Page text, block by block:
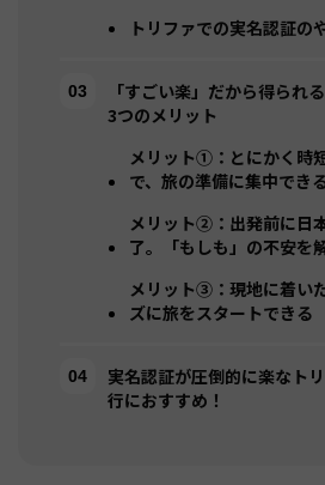
トリファでの実名認証の
「すごい楽」だから得られ
3つのメリット
メリット①：とにかく時
で、旅の準備に集中でき
メリット②：出発前に日
了。「もしも」の不安を
メリット③：現地に着い
ズに旅をスタートできる
実名認証が圧倒的に楽なト
行におすすめ！